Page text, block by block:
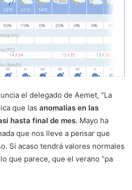
el delegado de Aemet, “La
que las anomalías en las
hasta final de mes. Mayo ha
que nos lleve a pensar que
Si acaso tendrá valores normales
que parece, que el verano “pa